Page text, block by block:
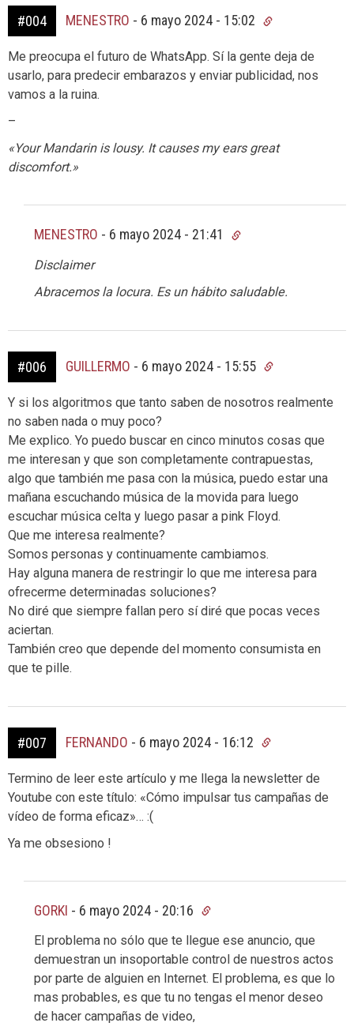
#004 MENESTRO - 6 mayo 2024 - 15:02
Me preocupa el futuro de WhatsApp. Sí la gente deja de
usarlo, para predecir embarazos y enviar publicidad, nos
vamos a la ruina.
–
«Your Mandarin is lousy. It causes my ears great
discomfort.»
MENESTRO - 6 mayo 2024 - 21:41
Disclaimer
Abracemos la locura. Es un hábito saludable.
#006 GUILLERMO - 6 mayo 2024 - 15:55
Y si los algoritmos que tanto saben de nosotros realmente
no saben nada o muy poco?
Me explico. Yo puedo buscar en cinco minutos cosas que
me interesan y que son completamente contrapuestas,
algo que también me pasa con la música, puedo estar una
mañana escuchando música de la movida para luego
escuchar música celta y luego pasar a pink Floyd.
Que me interesa realmente?
Somos personas y continuamente cambiamos.
Hay alguna manera de restringir lo que me interesa para
ofrecerme determinadas soluciones?
No diré que siempre fallan pero sí diré que pocas veces
aciertan.
También creo que depende del momento consumista en
que te pille.
#007 FERNANDO - 6 mayo 2024 - 16:12
Termino de leer este artículo y me llega la newsletter de
Youtube con este título: «Cómo impulsar tus campañas de
vídeo de forma eficaz»… :(
Ya me obsesiono !
GORKI - 6 mayo 2024 - 20:16
El problema no sólo que te llegue ese anuncio, que
demuestran un insoportable control de nuestros actos
por parte de alguien en Internet. El problema, es que lo
mas probables, es que tu no tengas el menor deseo
de hacer campañas de video,